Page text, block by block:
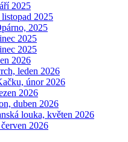
2025
2025
2025
2025
2025
2026
leden 2026
únor 2026
2026
duben 2026
louka, květen 2026
2026